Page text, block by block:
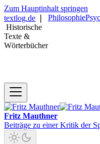
Zum Hauptinhalt springen
textlog.de
Historische
Texte &
Wörterbücher
Philosophie
Fritz Mauthner
Beiträge zu einer Kritik der